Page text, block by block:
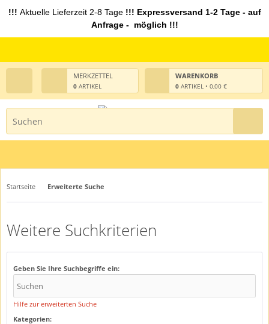
!!! Aktuelle Lieferzeit 2-8 Tage !!! Expressversand 1-2 Tage - auf
Anfrage - möglich !!!
WARENKORB
0 ARTIKEL • 0,00 €
MERKZETTEL
0 ARTIKEL
Startseite Erweiterte Suche
Weitere Suchkriterien
Geben Sie Ihre Suchbegriffe ein:
Hilfe zur erweiterten Suche
Kategorien: